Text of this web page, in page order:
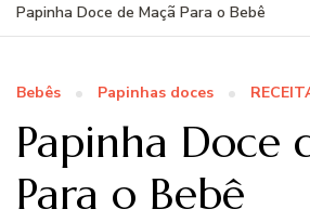
Papinha Doce de Maçã Para o Bebê
Bebês Papinhas doces
Papinha Doce
Para o Bebê